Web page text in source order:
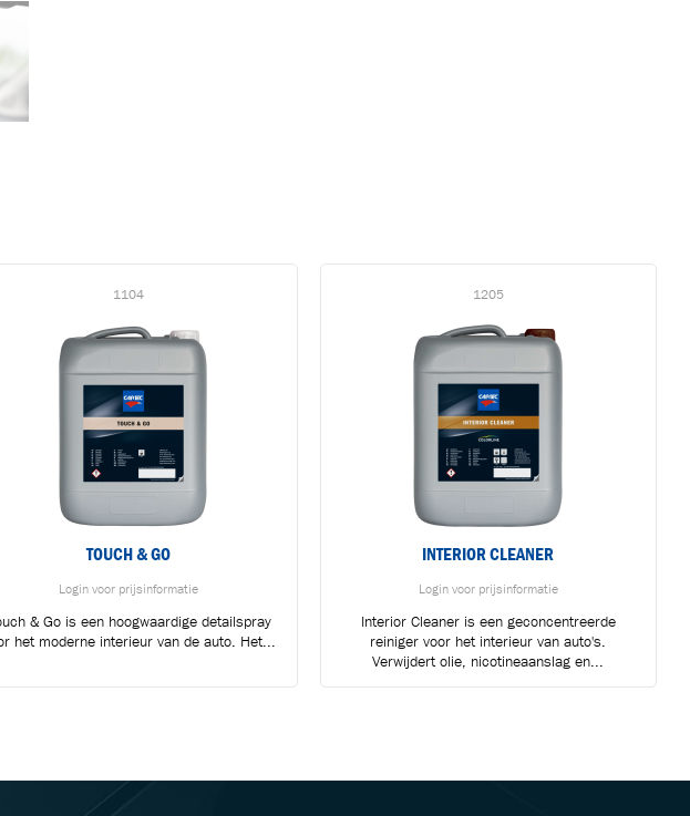
1104
TOUCH & GO
Login voor prijsinformatie
& Go is een hoogwaardige detailspray
het moderne interieur van de auto. Het...
1205
INTERIOR CLEANER
Login voor prijsinformatie
Interior Cleaner is een geconcentreerde
reiniger voor het interieur van auto's.
Verwijdert olie, nicotineaanslag en...
NIEUWSBRIEF